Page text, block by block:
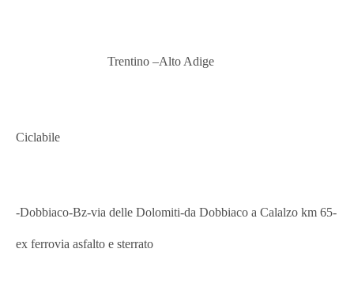
Trentino –Alto Adige
Ciclabile
-Dobbiaco-Bz-via delle Dolomiti-da Dobbiaco a Calalzo km 65-
ex ferrovia asfalto e sterrato